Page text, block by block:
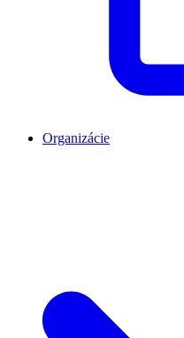
Organizácie